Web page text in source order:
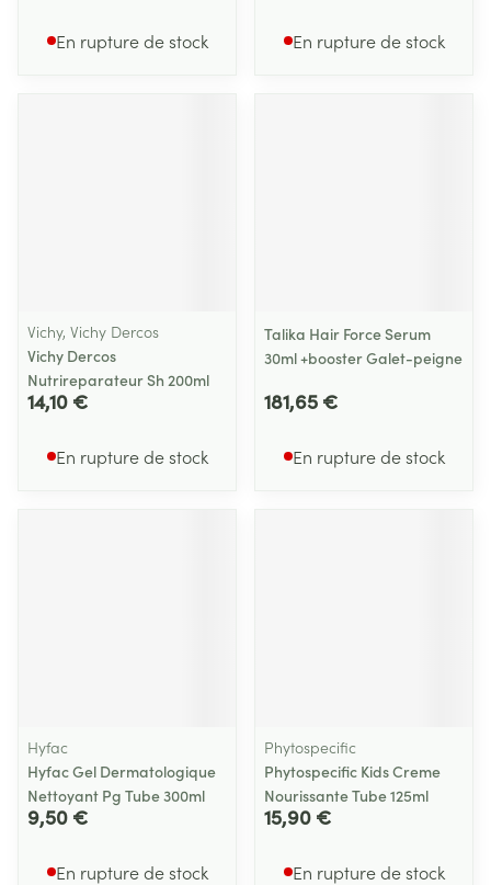
En rupture de stock En rupture de stock
Vichy, Vichy Dercos
Vichy Dercos
Nutrireparateur Sh 200ml
14,10 €
En rupture de stock
Talika Hair Force Serum
30ml +booster Galet-peigne
181,65 €
En rupture de stock
Hyfac
Hyfac Gel Dermatologique
Nettoyant Pg Tube 300ml
9,50 €
En rupture de stock
Phytospecific
Phytospecific Kids Creme
Nourissante Tube 125ml
15,90 €
En rupture de stock